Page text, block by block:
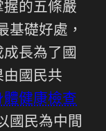
的五條嚴
基礎好處，
長為了國
由國民共
體健康檢查
國民為中間